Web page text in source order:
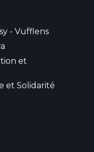
- Vufflens
et
et Solidarité